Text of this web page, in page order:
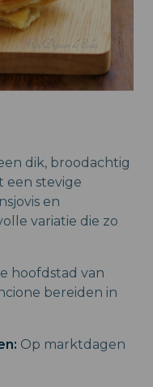
dik, broodachtig
een stevige
en
variatie die zo
hoofdstad van
bereiden in
Op marktdagen